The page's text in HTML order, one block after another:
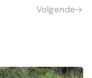
Volgende